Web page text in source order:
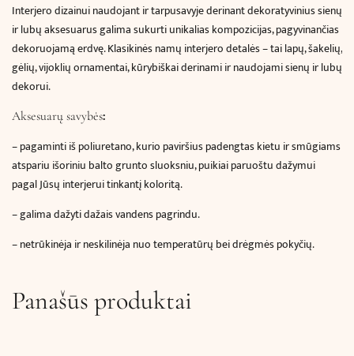
Interjero dizainui naudojant ir tarpusavyje derinant dekoratyvinius sienų
ir lubų aksesuarus galima sukurti unikalias kompozicijas, pagyvinančias
dekoruojamą erdvę. Klasikinės namų interjero detalės – tai lapų, šakelių,
gėlių, vijoklių ornamentai, kūrybiškai derinami ir naudojami sienų ir lubų
dekorui.
Aksesuarų savybės:
–pagaminti iš poliuretano, kurio paviršius padengtas kietu ir smūgiams
atspariu išoriniu balto grunto sluoksniu, puikiai paruoštu dažymui
pagal Jūsų interjerui tinkantį koloritą.
– galima dažyti dažais vandens pagrindu.
– netrūkinėja ir neskilinėja nuo temperatūrų bei drėgmės pokyčių.
Panašūs produktai